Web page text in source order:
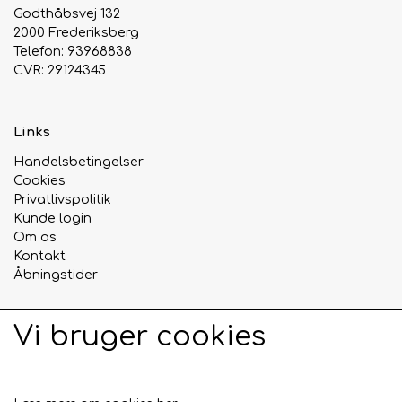
Urte & Frugt teer
Godthåbsvej 132
2000 Frederiksberg
Telefon: 93968838
CVR: 29124345
Links
Handelsbetingelser
Cookies
Privatlivspolitik
Kunde login
Om os
Kontakt
Åbningstider
Sociale medier
Vi bruger cookies